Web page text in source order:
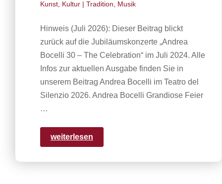
Kunst, Kultur | Tradition, Musik
Hinweis (Juli 2026): Dieser Beitrag blickt
zurück auf die Jubiläumskonzerte „Andrea
Bocelli 30 – The Celebration“ im Juli 2024. Alle
Infos zur aktuellen Ausgabe finden Sie in
unserem Beitrag Andrea Bocelli im Teatro del
Silenzio 2026. Andrea Bocelli Grandiose Feier
…
weiterlesen